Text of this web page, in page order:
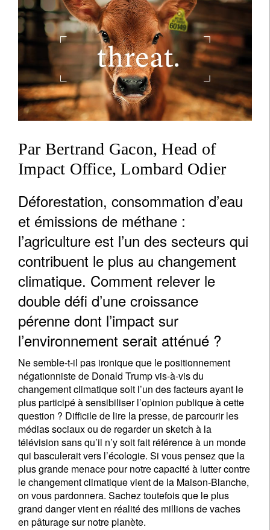
Par Bertrand Gacon, Head of
Impact Office, Lombard Odier
Déforestation, consommation d’eau
et émissions de méthane :
l’agriculture est l’un des secteurs qui
contribuent le plus au changement
climatique. Comment relever le
double défi d’une croissance
pérenne dont l’impact sur
l’environnement serait atténué ?
Ne semble-t-il pas ironique que le positionnement
négationniste de Donald Trump vis-à-vis du
changement climatique soit l’un des facteurs ayant le
plus participé à sensibiliser l’opinion publique à cette
question ? Difficile de lire la presse, de parcourir les
médias sociaux ou de regarder un sketch à la
télévision sans qu’il n’y soit fait référence à un monde
qui basculerait vers l’écologie. Si vous pensez que la
plus grande menace pour notre capacité à lutter contre
le changement climatique vient de la Maison-Blanche,
on vous pardonnera. Sachez toutefois que le plus
grand danger vient en réalité des millions de vaches
en pâturage sur notre planète.